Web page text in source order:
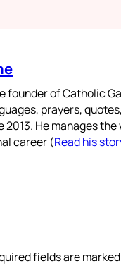
founder of Catholic
prayers,
He manages
career (Read his
fields are marked